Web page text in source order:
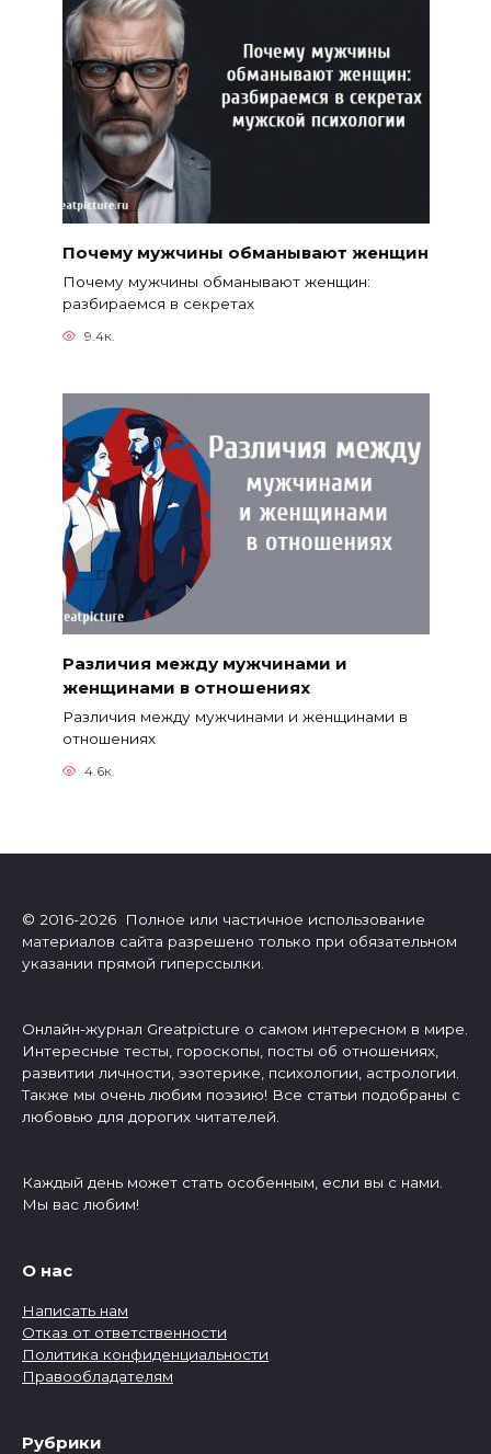
Почему мужчины обманывают женщин
Почему мужчины обманывают женщин:
разбираемся в секретах
9.4к.
Различия между мужчинами и
женщинами в отношениях
Различия между мужчинами и женщинами в
отношениях
4.6к.
© 2016-2026 Полное или частичное использование
материалов сайта разрешено только при обязательном
указании прямой гиперссылки.
Онлайн-журнал Greatpicture о самом интересном в мире.
Интересные тесты, гороскопы, посты об отношениях,
развитии личности, эзотерике, психологии, астрологии.
Также мы очень любим поэзию! Все статьи подобраны с
любовью для дорогих читателей.
Каждый день может стать особенным, если вы с нами.
Мы вас любим!
О нас
Написать нам
Отказ от ответственности
Политика конфиденциальности
Правообладателям
Рубрики